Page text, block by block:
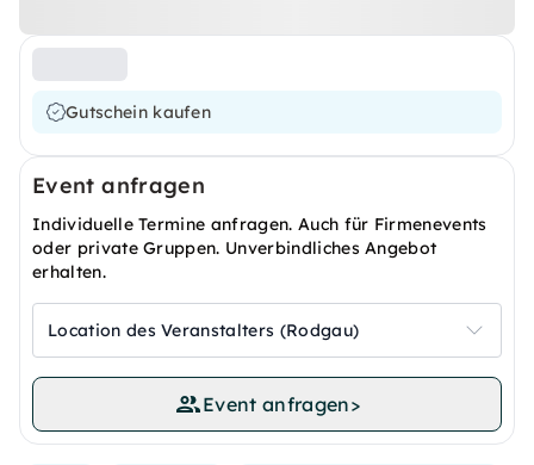
Gutschein kaufen
Event anfragen
Individuelle Termine anfragen. Auch für Firmenevents
oder private Gruppen. Unverbindliches Angebot
erhalten.
Location des Veranstalters (Rodgau)
Event anfragen>